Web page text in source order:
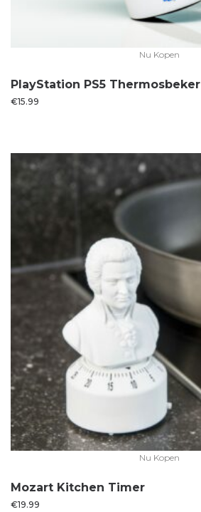
Nu Kopen
PlayStation PS5 Thermosbeker
€15.99
Nu Kopen
Mozart Kitchen Timer
€19.99